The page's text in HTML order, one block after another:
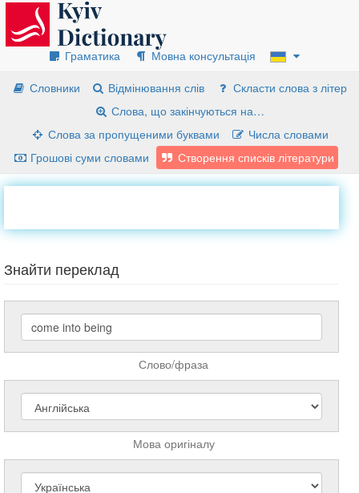
Граматика
Мовна консультація
Словники
Відмінювання слів
Скласти слова з літер
Слова, що закінчуються на…
Слова за пропущеними буквами
Числа словами
Грошові суми словами
Створення списків літератури
Знайти переклад
Слово/фраза
Мова оригіналу